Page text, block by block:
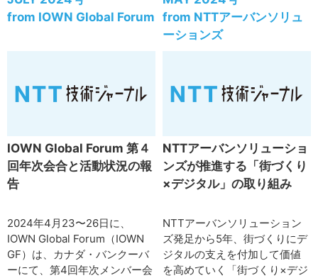
供しています。本稿では、本
す。
り組んでいます。NTTコムウ
ェアのプロダクトを活用して
実証を進めるCPSに加えAPN
で、ソリューションとして相
乗効果や新たな価値を生み出
る新技術の実用化を進めてい
ます。
from IOWN Global Forum
IOWN Global Forum 第４
回年次会合と活動状況の報
告
2024年4月23〜26日に、
IOWN Global Forum（IOWN
GF）は、カナダ・バンクーバ
ーにて、第4回年次メンバー会
from NTTアーバンソリュ
ーションズ
NTTアーバンソリューショ
ンズが推進する「街づくり
×デジタル」の取り組み
NTTアーバンソリューション
ズ発足から5年、街づくりにデ
ジタルの支えを付加して価値
を高めていく「街づくり×デジ